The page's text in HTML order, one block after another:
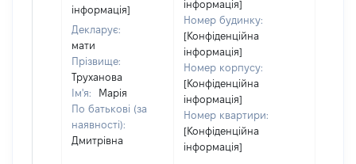
інформація]
Декларує:
мати
Прізвище:
Труханова
Ім'я:
Марія
По батькові (за
наявності):
Дмитрівна
інформація]
Номер будинку:
[Конфіденційна
інформація]
Номер корпусу:
[Конфіденційна
інформація]
Номер квартири:
[Конфіденційна
інформація]